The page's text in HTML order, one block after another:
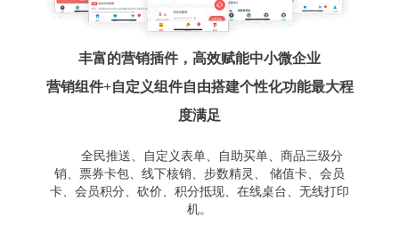
丰富的营销插件，高效赋能中小微企业
营销组件+自定义组件自由搭建个性化功能最大程
度满足
全民推送、自定义表单、自助买单、商品三级分
销、票券卡包、线下核销、步数精灵、 储值卡、会员
卡、会员积分、砍价、积分抵现、在线桌台、无线打印
机。